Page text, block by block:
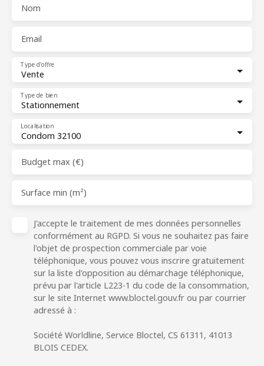
Nom
Email
Vente
Type d'offre
Stationnement
Type de bien
Condom 32100
Localisation
Budget max (€)
Surface min (m²)
J'accepte le traitement de mes données personnelles
conformément au RGPD. Si vous ne souhaitez pas faire
l'objet de prospection commerciale par voie
téléphonique, vous pouvez vous inscrire gratuitement
sur la liste d'opposition au démarchage téléphonique,
prévu par l'article L223-1 du code de la consommation,
sur le site Internet www.bloctel.gouv.fr ou par courrier
adressé à :
Société Worldline, Service Bloctel, CS 61311, 41013
BLOIS CEDEX.